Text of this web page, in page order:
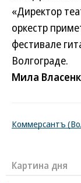
«Директор
оркестр
фестивале
Волгограде.
Мила
Коммерсантъ
Картина дня